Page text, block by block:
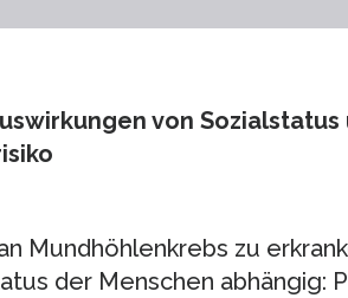
von
Mundhöhlenkrebs zu
der Menschen abhängig: